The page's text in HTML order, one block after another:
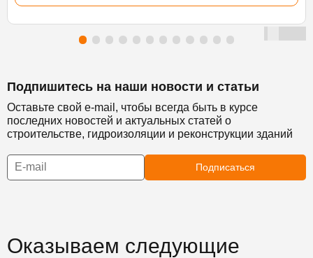
Подпишитесь на наши новости и статьи
Оставьте свой e-mail, чтобы всегда быть в курсе
последних новостей и актуальных статей о
строительстве, гидроизоляции и реконструкции зданий
Подписаться
Оказываем следующие